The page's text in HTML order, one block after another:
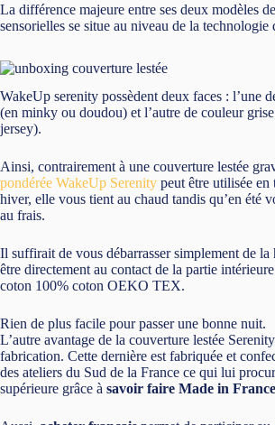
La différence majeure entre ses deux modèles
sensorielles se situe au niveau de la technologie
WakeUp serenity possèdent deux faces : l’une
(en minky ou doudou) et l’autre de couleur
jersey).
Ainsi, contrairement à une couverture lestée
pondérée WakeUp Serenity peut être utilisée en
hiver, elle vous tient au chaud tandis qu’en été
au frais.
Il suffirait de vous débarrasser simplement de la
être directement au contact de la partie
coton 100% coton OEKO TEX.
Rien de plus facile pour passer une bonne nuit.
L’autre avantage de la couverture lestée
fabrication. Cette dernière est fabriquée et
des ateliers du Sud de la France ce qui lui
supérieure grâce à savoir faire Made in France